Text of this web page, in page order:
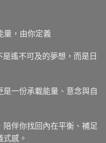
量，由你定義
遙不可及的夢想，而是日
一份承載能量、意念與自
伴你找回內在平衡、補足
感。